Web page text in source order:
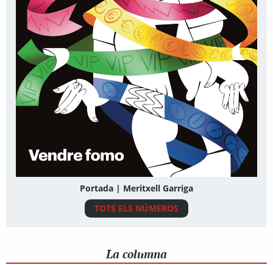
Portada | Meritxell Garriga
TOTS ELS NÚMEROS
La columna